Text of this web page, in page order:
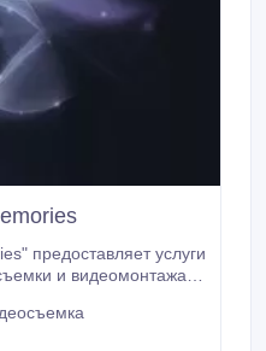
предоставляет услуги
и видеомонтажа
рекламных роликов. C
ознакомиться на